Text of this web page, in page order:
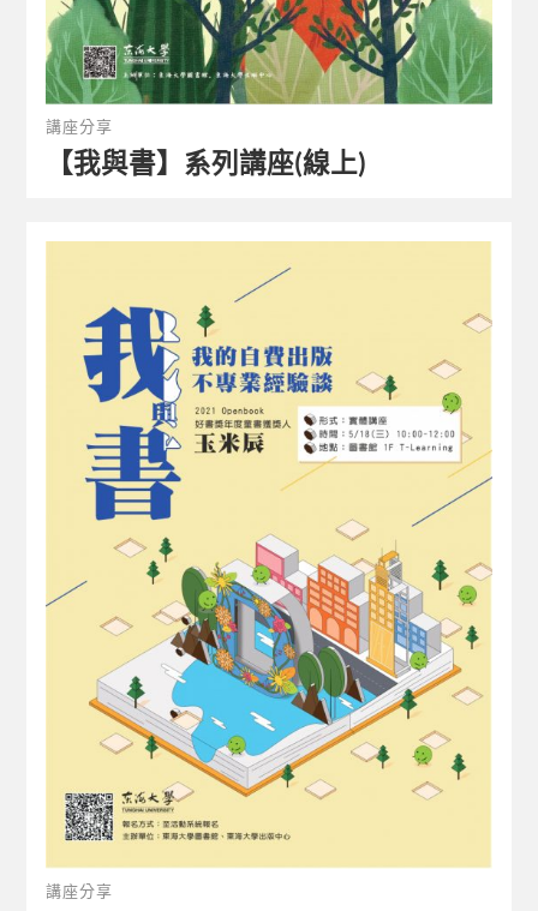
講座分享
【我與書】系列講座(線上)
講座分享